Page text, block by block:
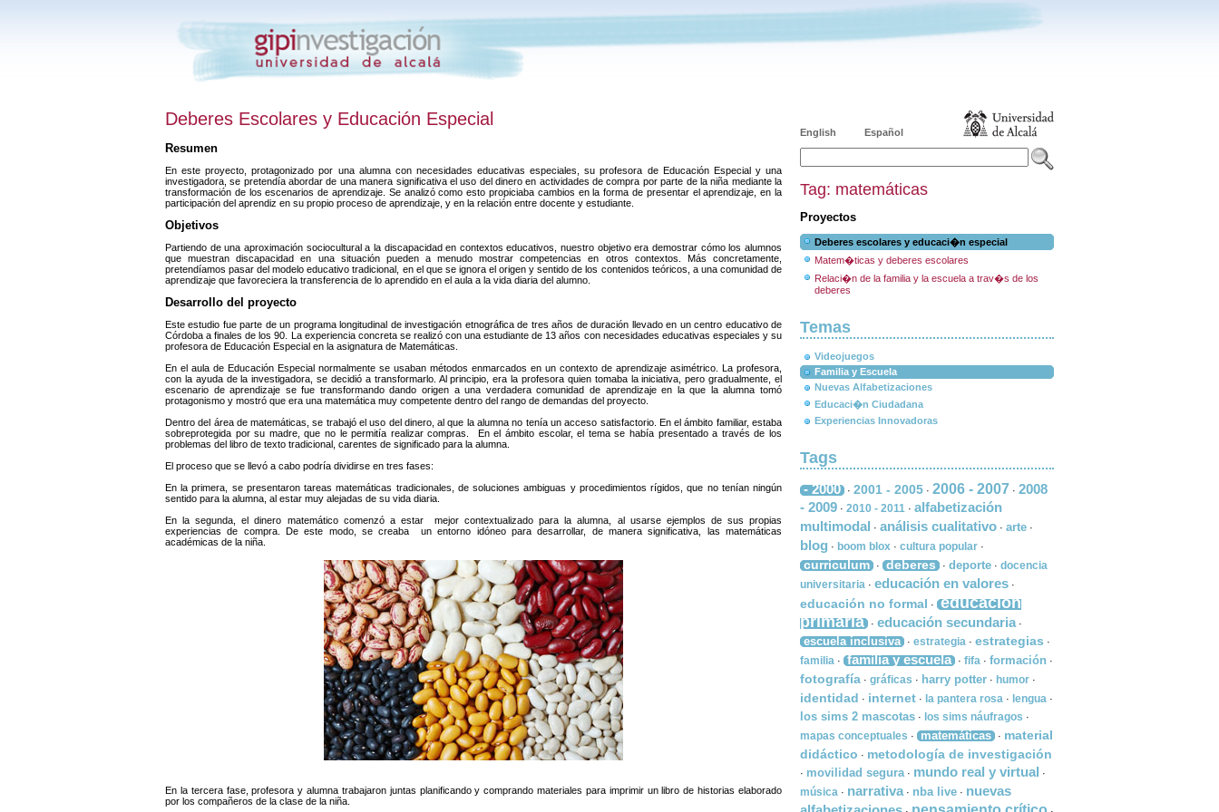
Deberes Escolares y Educación Especial
Resumen
En este proyecto, protagonizado por una alumna con necesidades educativas especiales, su profesora de Educación Especial y una
investigadora, se pretendía abordar de una manera significativa el uso del dinero en actividades de compra por parte de la niña mediante la
transformación de los escenarios de aprendizaje. Se analizó como esto propiciaba cambios en la forma de presentar el aprendizaje, en la
participación del aprendiz en su propio proceso de aprendizaje, y en la relación entre docente y estudiante.
Objetivos
Partiendo de una aproximación sociocultural a la discapacidad en contextos educativos, nuestro objetivo era demostrar cómo los alumnos
que muestran discapacidad en una situación pueden a menudo mostrar competencias en otros contextos. Más concretamente,
pretendíamos pasar del modelo educativo tradicional, en el que se ignora el origen y sentido de los contenidos teóricos, a una comunidad de
aprendizaje que favoreciera la transferencia de lo aprendido en el aula a la vida diaria del alumno.
Desarrollo del proyecto
Este estudio fue parte de un programa longitudinal de investigación etnográfica de tres años de duración llevado en un centro educativo de
Córdoba a finales de los 90. La experiencia concreta se realizó con una estudiante de 13 años con necesidades educativas especiales y su
profesora de Educación Especial en la asignatura de Matemáticas.
En el aula de Educación Especial normalmente se usaban métodos enmarcados en un contexto de aprendizaje asimétrico. La profesora,
con la ayuda de la investigadora, se decidió a transformarlo. Al principio, era la profesora quien tomaba la iniciativa, pero gradualmente, el
escenario de aprendizaje se fue transformando dando origen a una verdadera comunidad de aprendizaje en la que la alumna tomó
protagonismo y mostró que era una matemática muy competente dentro del rango de demandas del proyecto.
Dentro del área de matemáticas, se trabajó el uso del dinero, al que la alumna no tenía un acceso satisfactorio. En el ámbito familiar, estaba
sobreprotegida por su madre, que no le permitía realizar compras. En el ámbito escolar, el tema se había presentado a través de los
problemas del libro de texto tradicional, carentes de significado para la alumna.
El proceso que se llevó a cabo podría dividirse en tres fases:
En la primera, se presentaron tareas matemáticas tradicionales, de soluciones ambiguas y procedimientos rígidos, que no tenían ningún
sentido para la alumna, al estar muy alejadas de su vida diaria.
En la segunda, el dinero matemático comenzó a estar mejor contextualizado para la alumna, al usarse ejemplos de sus propias
experiencias de compra. De este modo, se creaba un entorno idóneo para desarrollar, de manera significativa, las matemáticas
académicas de la niña.
En la tercera fase, profesora y alumna trabajaron juntas planificando y comprando materiales para imprimir un libro de historias elaborado
por los compañeros de la clase de la niña.
English Español
Tag: matemáticas
Proyectos
Deberes escolares y educaci�n especial
Matem�ticas y deberes escolares
Relaci�n de la familia y la escuela a trav�s de los
deberes
Temas
Videojuegos
Familia y Escuela
Nuevas Alfabetizaciones
Educaci�n Ciudadana
Experiencias Innovadoras
Tags
- 2000 · 2001 - 2005 · 2006 - 2007 · 2008
- 2009 · 2010 - 2011 · alfabetización
multimodal · análisis cualitativo · arte ·
blog · boom blox · cultura popular ·
curriculum · deberes · deporte · docencia
universitaria · educación en valores ·
educación no formal ·
educación
primaria
· educación secundaria ·
escuela inclusiva · estrategia · estrategias ·
familia · familia y escuela · fifa · formación ·
fotografía · gráficas · harry potter · humor ·
identidad · internet · la pantera rosa · lengua ·
los sims 2 mascotas · los sims náufragos ·
mapas conceptuales · matemáticas · material
didáctico · metodología de investigación
· movilidad segura · mundo real y virtual ·
música · narrativa · nba live · nuevas